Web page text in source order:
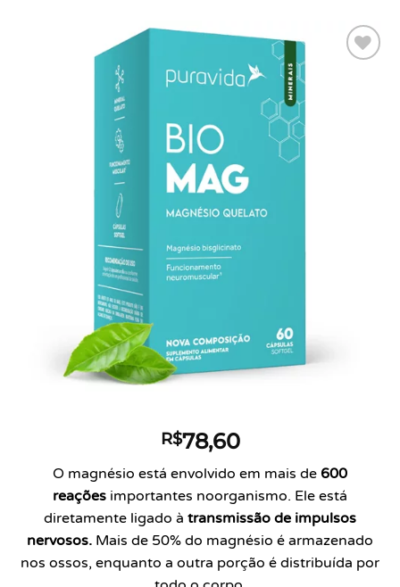
R$78,60
O magnésio está envolvido em mais de 600
reações importantes noorganismo. Ele está
diretamente ligado à transmissão de impulsos
nervosos. Mais de 50% do magnésio é armazenado
nos ossos, enquanto a outra porção é distribuída por